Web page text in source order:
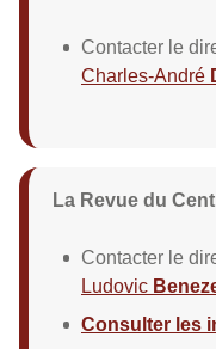
Contacter le
Charles-André
La Revue du
Contacter le
Ludovic
Consulter les